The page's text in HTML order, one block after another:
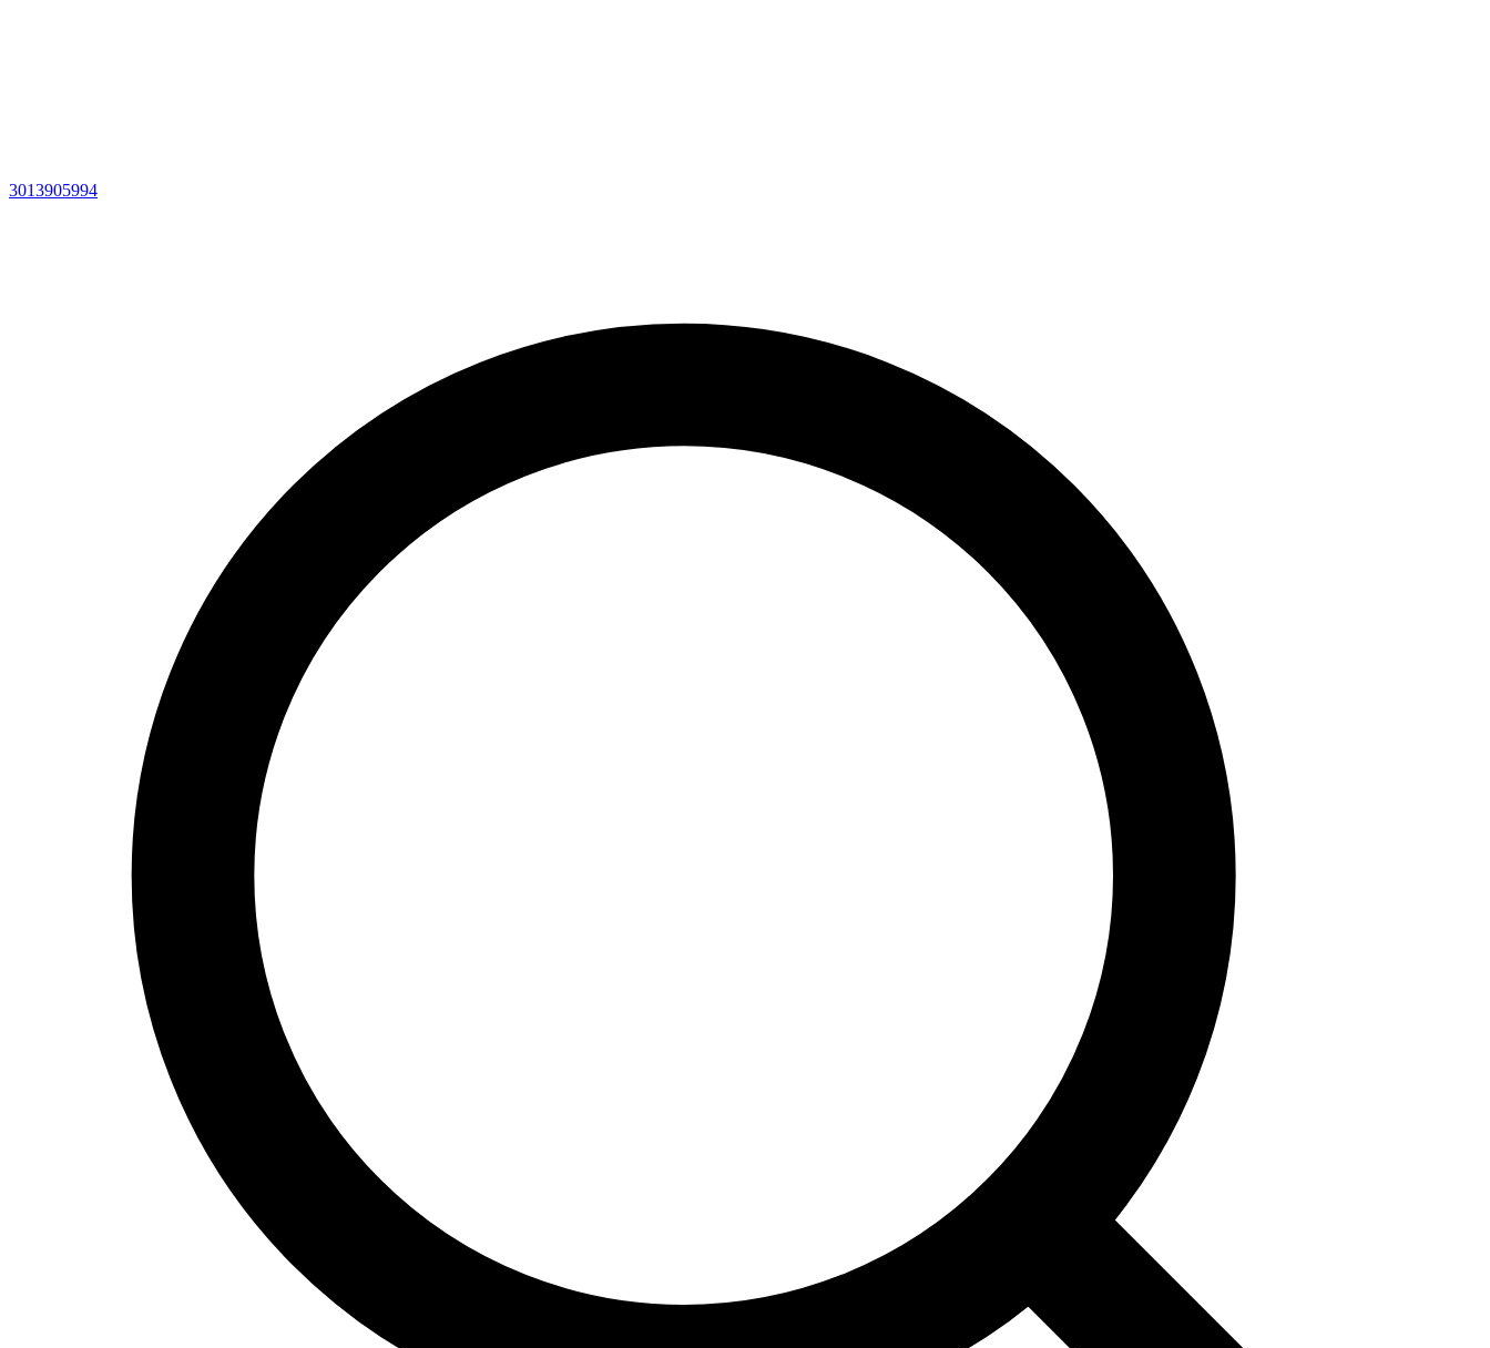
3013905994